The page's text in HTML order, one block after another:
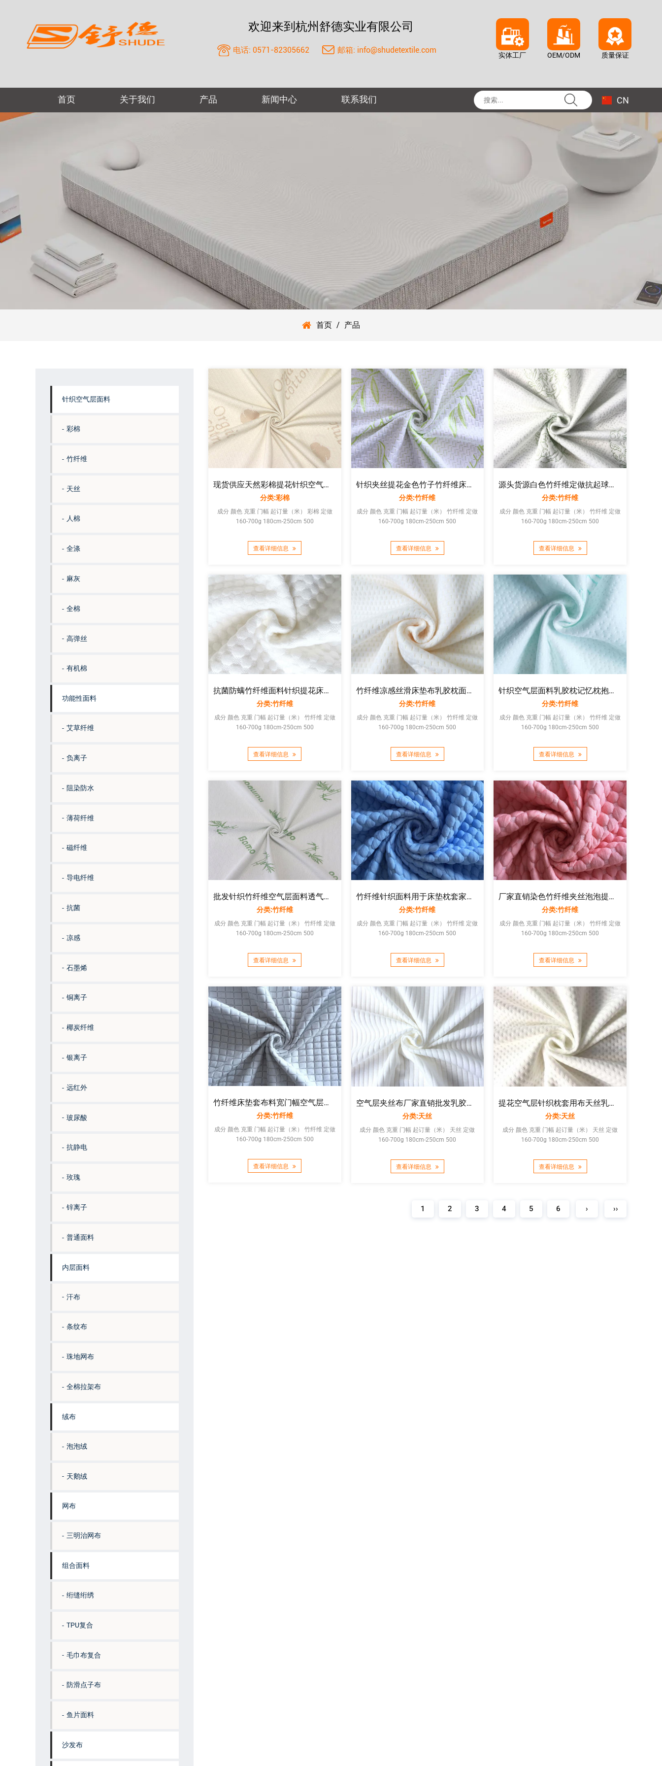
欢迎来到杭州舒德实业有限公司
电话: 0571-82305662 邮箱: info@shudetextile.com
实体工厂 OEM/ODM 质量保证
首页 关于我们 产品 新闻中心 联系我们 CN
首页 / 产品
针织空气层面料
彩棉
竹纤维
天丝
人棉
全涤
麻灰
全棉
高弹丝
有机棉
功能性面料
艾草纤维
负离子
阻染防水
薄荷纤维
磁纤维
导电纤维
抗菌
凉感
石墨烯
铜离子
椰炭纤维
银离子
远红外
玻尿酸
抗静电
玫瑰
锌离子
普通面料
内层面料
汗布
条纹布
珠地网布
全棉拉架布
绒布
泡泡绒
天鹅绒
网布
三明治网布
组合面料
绗缝绗绣
TPU复合
毛巾布复合
防滑点子布
鱼片面料
沙发布
现货供应天然彩棉提花针织空气层乳胶枕套面料床垫家纺布料厂家直销
分类:彩棉
成分 颜色 克重 门幅 起订量（米） 彩棉 定做
160-700g 180cm-250cm 500
查看详细信息
针织夹丝提花金色竹子竹纤维床垫面料乳胶枕套面料家纺厂家直销
分类:竹纤维
成分 颜色 克重 门幅 起订量（米） 竹纤维 定做
160-700g 180cm-250cm 500
查看详细信息
源头货源白色竹纤维定做抗起球家纺布乳胶床垫枕套针织空气层布
分类:竹纤维
成分 颜色 克重 门幅 起订量（米） 竹纤维 定做
160-700g 180cm-250cm 500
查看详细信息
抗菌防螨竹纤维面料针织提花床垫套空气层乳胶家纺抱枕靠枕布
分类:竹纤维
成分 颜色 克重 门幅 起订量（米） 竹纤维 定做
160-700g 180cm-250cm 500
查看详细信息
竹纤维凉感丝滑床垫布乳胶枕面料定做抗菌防螨吸湿排汗针织夹丝布
分类:竹纤维
成分 颜色 克重 门幅 起订量（米） 竹纤维 定做
160-700g 180cm-250cm 500
查看详细信息
针织空气层面料乳胶枕记忆枕抱枕枕套床垫布竹纤维定制LOGO
分类:竹纤维
成分 颜色 克重 门幅 起订量（米） 竹纤维 定做
160-700g 180cm-250cm 500
查看详细信息
批发针织竹纤维空气层面料透气高端时尚床上用品床垫布料厂家直销
分类:竹纤维
成分 颜色 克重 门幅 起订量（米） 竹纤维 定做
160-700g 180cm-250cm 500
查看详细信息
竹纤维针织面料用于床垫枕套家纺定做抗菌防螨三层夹丝大圆机布料
分类:竹纤维
成分 颜色 克重 门幅 起订量（米） 竹纤维 定做
160-700g 180cm-250cm 500
查看详细信息
厂家直销染色竹纤维夹丝泡泡提花乳胶枕套四季针织空气层提花面料
分类:竹纤维
成分 颜色 克重 门幅 起订量（米） 竹纤维 定做
160-700g 180cm-250cm 500
查看详细信息
竹纤维床垫套布料宽门幅空气层提花夹丝家纺面料乳胶枕套
分类:竹纤维
成分 颜色 克重 门幅 起订量（米） 竹纤维 定做
160-700g 180cm-250cm 500
查看详细信息
空气层夹丝布厂家直销批发乳胶床垫套席梦思布料抱枕靠枕家纺面料
分类:天丝
成分 颜色 克重 门幅 起订量（米） 天丝 定做
160-700g 180cm-250cm 500
查看详细信息
提花空气层针织枕套用布天丝乳胶枕套面料高克重床垫布
分类:天丝
成分 颜色 克重 门幅 起订量（米） 天丝 定做
160-700g 180cm-250cm 500
查看详细信息
1 2 3 4 5 6 › ››